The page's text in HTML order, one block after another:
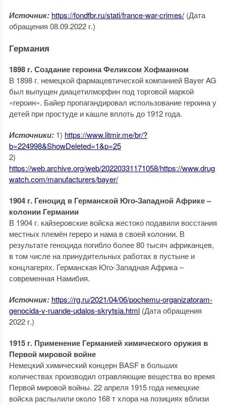
Источник: https://fondfbr.ru/stati/france-war-crimes/(Дата
обращения 08.09.2022 г.)
Германия
1898 г. Создание героина Феликсом Хофманном
В 1898 г. немецкой фармацевтической компанией Bayer AG
был выпущен диацетилморфин под торговой маркой
«героин». Байер пропагандировал использование героина у
детей при простуде и кашле вплоть до 1912 года.
Источники:1) https://www.litmir.me/br/?
b=224998&ShowDeleted=1&p=25
2)
https://web.archive.org/web/20220331171058/https://www.drug
watch.com/manufacturers/bayer/
1904 г. Геноцид в Германской Юго-Западной Африке –
колонии Германии
В 1904 г. кайзеровские войска жестоко подавили восстания
местных племён гереро и нама в своей колонии. В
результате геноцида погибло более 80 тысяч африканцев,
в том числе на принудительных работах в пустыне и
концлагерях. Германская Юго-Западная Африка –
современная Намибия.
Источник: https://rg.ru/2021/04/06/pochemu-organizatoram-
genocida-v-ruande-udalos-skrytsia.html(Дата обращения
2022 г.)
1915 г. Применение Германией химического оружия в
Первой мировой войне
Немецкий химический концерн BASF в больших
количествах производил отравляющие вещества во время
Первой мировой войны. 22 апреля 1915 года немецкие
войска распылили около 168 т хлора на позициях вблизи